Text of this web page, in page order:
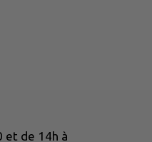
et de 14h à